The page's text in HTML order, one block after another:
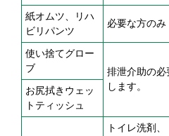
紙オムツ、リハ
ビリパンツ
必要な方のみ
使い捨てグロー
ブ
排泄介助の
します。
お尻拭きウェッ
トティッシュ
トイレ洗剤